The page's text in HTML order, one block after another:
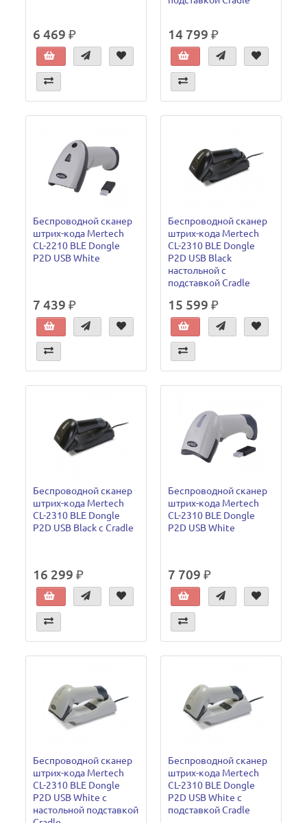
6 469 ₽ 14 799 ₽
Беспроводной сканер
штрих-кода Mertech
CL-2210 BLE Dongle
P2D USB White
7 439 ₽
Беспроводной сканер
штрих-кода Mertech
CL-2310 BLE Dongle
P2D USB Black
настольной c
подставкой Cradle
15 599 ₽
Беспроводной сканер
штрих-кода Mertech
CL-2310 BLE Dongle
P2D USB Black с Cradle
16 299 ₽
Беспроводной сканер
штрих-кода Mertech
CL-2310 BLE Dongle
P2D USB White
7 709 ₽
Беспроводной сканер
штрих-кода Mertech
CL-2310 BLE Dongle
P2D USB White с
настольной подставкой
Беспроводной сканер
штрих-кода Mertech
CL-2310 BLE Dongle
P2D USB White с
подставкой Cradle